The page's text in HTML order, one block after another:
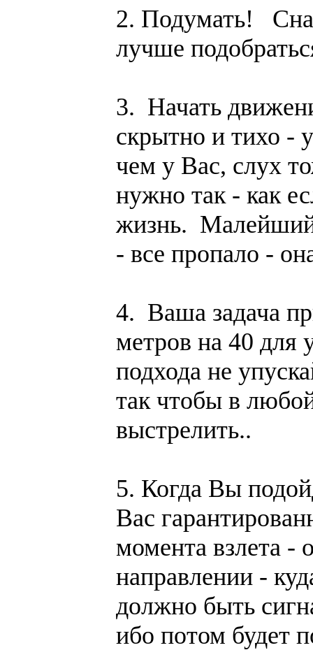
2. Подумать!
лучше
3. Начать
скрытно и тихо -
чем у Вас, слух
нужно так - как
жизнь. Малейший
- все пропало -
4. Ваша задача
метров на 40 для
подхода не
так чтобы в
выстрелить..
5. Когда Вы
Вас
момента взлета -
направлении -
должно быть
ибо потом будет